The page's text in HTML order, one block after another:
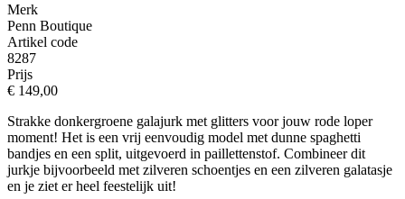
Merk
Penn Boutique
Artikel code
8287
Prijs
€ 149,00
Strakke donkergroene galajurk met glitters voor jouw rode loper
moment! Het is een vrij eenvoudig model met dunne spaghetti
bandjes en een split, uitgevoerd in paillettenstof. Combineer dit
jurkje bijvoorbeeld met zilveren schoentjes en een zilveren galatasje
en je ziet er heel feestelijk uit!